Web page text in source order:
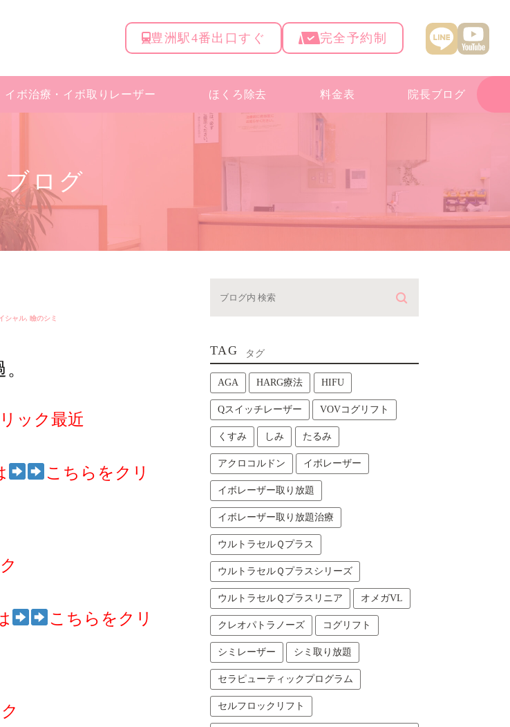
豊洲駅4番出口すぐ 完全予約制
イボ治療・ イボ取りレーザー ほくろ除去 料金表 院長ブログ
ブログ
シャル, 瞼のシミ
ック最近
こちらをクリ
こちらをクリ
TAG タグ
AGA HARG療法 HIFU
Qスイッチレーザー VOVコグリフト
くすみ しみ たるみ
アクロコルドン イボレーザー
イボレーザー取り放題
イボレーザー取り放題治療
ウルトラセルＱプラス
ウルトラセルＱプラスシリーズ
ウルトラセルＱプラスリニア オメガVL
クレオパトラノーズ コグリフト
シミレーザー シミ取り放題
セラピューティックプログラム
セルフロックリフト